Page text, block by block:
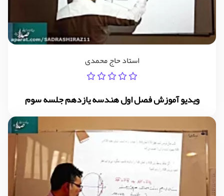
استاد حاج محمدی
ویدیو آموزش فصل اول هندسه یازدهم جلسه سوم